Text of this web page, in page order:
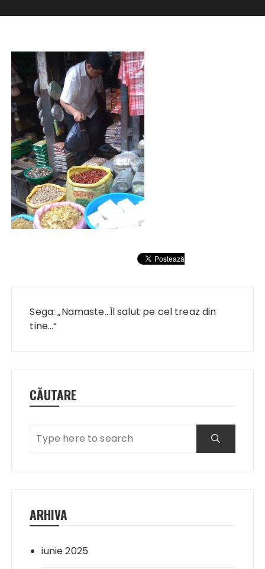
articole
Sega: „Namaste…Îl salut pe cel treaz din
tine…“
CĂUTARE
ARHIVA
iunie 2025